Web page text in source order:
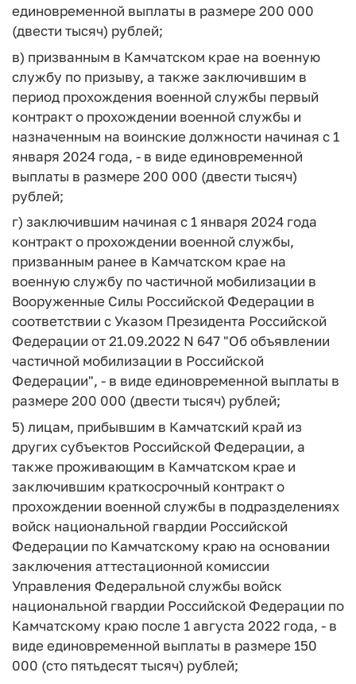
единовременной выплаты в размере 200 000
(двести тысяч) рублей;
в) призванным в Камчатском крае на военную
службу по призыву, а также заключившим в
период прохождения военной службы первый
контракт о прохождении военной службы и
назначенным на воинские должности начиная с 1
января 2024 года, - в виде единовременной
выплаты в размере 200 000 (двести тысяч)
рублей;
г) заключившим начиная с 1 января 2024 года
контракт о прохождении военной службы,
призванным ранее в Камчатском крае на
военную службу по частичной мобилизации в
Вооруженные Силы Российской Федерации в
соответствии с Указом Президента Российской
Федерации от 21.09.2022 N 647 "Об объявлении
частичной мобилизации в Российской
Федерации", - в виде единовременной выплаты в
размере 200 000 (двести тысяч) рублей;
5) лицам, прибывшим в Камчатский край из
других субъектов Российской Федерации, а
также проживающим в Камчатском крае и
заключившим краткосрочный контракт о
прохождении военной службы в подразделениях
войск национальной гвардии Российской
Федерации по Камчатскому краю на основании
заключения аттестационной комиссии
Управления Федеральной службы войск
национальной гвардии Российской Федерации по
Камчатскому краю после 1 августа 2022 года, - в
виде единовременной выплаты в размере 150
000 (сто пятьдесят тысяч) рублей;